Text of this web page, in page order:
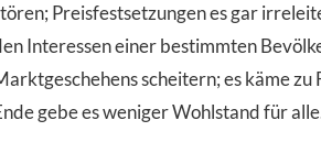
Preisfestsetzungen es gar
Interessen einer bestimmten
scheitern; es käme
gebe es weniger Wohlstand für